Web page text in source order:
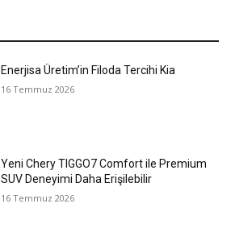
Enerjisa Üretim’in Filoda Tercihi Kia
16 Temmuz 2026
Yeni Chery TIGGO7 Comfort ile Premium
SUV Deneyimi Daha Erişilebilir
16 Temmuz 2026